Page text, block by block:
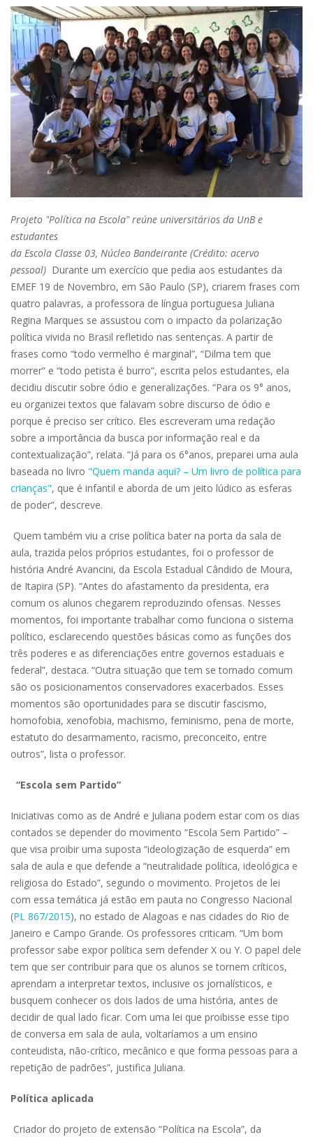
Projeto "Política na Escola" reúne universitários da UnB e
estudantes
da Escola Classe 03, Núcleo Bandeirante (Crédito: acervo
pessoal) Durante um exercício que pedia aos estudantes da
EMEF 19 de Novembro, em São Paulo (SP), criarem frases com
quatro palavras, a professora de língua portuguesa Juliana
Regina Marques se assustou com o impacto da polarização
política vivida no Brasil refletido nas sentenças. A partir de
frases como “todo vermelho é marginal”, “Dilma tem que
morrer” e “todo petista é burro”, escrita pelos estudantes, ela
decidiu discutir sobre ódio e generalizações. “Para os 9° anos,
eu organizei textos que falavam sobre discurso de ódio e
porque é preciso ser crítico. Eles escreveram uma redação
sobre a importância da busca por informação real e da
contextualização”, relata. “Já para os 6°anos, preparei uma aula
baseada no livro "Quem manda aqui? – Um livro de política para
crianças", que é infantil e aborda de um jeito lúdico as esferas
de poder”, descreve.
Quem também viu a crise política bater na porta da sala de
aula, trazida pelos próprios estudantes, foi o professor de
história André Avancini, da Escola Estadual Cândido de Moura,
de Itapira (SP). “Antes do afastamento da presidenta, era
comum os alunos chegarem reproduzindo ofensas. Nesses
momentos, foi importante trabalhar como funciona o sistema
político, esclarecendo questões básicas como as funções dos
três poderes e as diferenciações entre governos estaduais e
federal”, destaca. “Outra situação que tem se tornado comum
são os posicionamentos conservadores exacerbados. Esses
momentos são oportunidades para se discutir fascismo,
homofobia, xenofobia, machismo, feminismo, pena de morte,
estatuto do desarmamento, racismo, preconceito, entre
outros”, lista o professor.
“Escola sem Partido”
Iniciativas como as de André e Juliana podem estar com os dias
contados se depender do movimento “Escola Sem Partido” –
que visa proibir uma suposta “ideologização de esquerda” em
sala de aula e que defende a “neutralidade política, ideológica e
religiosa do Estado”, segundo o movimento. Projetos de lei
com essa temática já estão em pauta no Congresso Nacional
(PL 867/2015), no estado de Alagoas e nas cidades do Rio de
Janeiro e Campo Grande. Os professores criticam. “Um bom
professor sabe expor política sem defender X ou Y. O papel dele
tem que ser contribuir para que os alunos se tornem críticos,
aprendam a interpretar textos, inclusive os jornalísticos, e
busquem conhecer os dois lados de uma história, antes de
decidir de qual lado ficar. Com uma lei que proibisse esse tipo
de conversa em sala de aula, voltaríamos a um ensino
conteudista, não-crítico, mecânico e que forma pessoas para a
repetição de padrões”, justifica Juliana.
Política aplicada
Criador do projeto de extensão “Política na Escola”, da